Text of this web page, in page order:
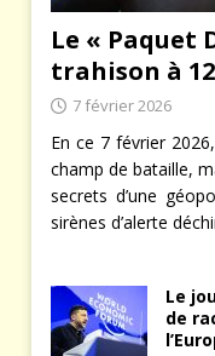
Le « Paquet
trahison à
7 février 2026
En ce 7 février
champ de bataille,
secrets d’une
sirènes d’alerte
Le
de